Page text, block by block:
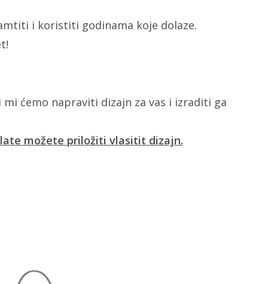
i koristiti godinama koje dolaze.
i mi ćemo napraviti dizajn za vas i izraditi ga
možete priložiti vlasitit dizajn.